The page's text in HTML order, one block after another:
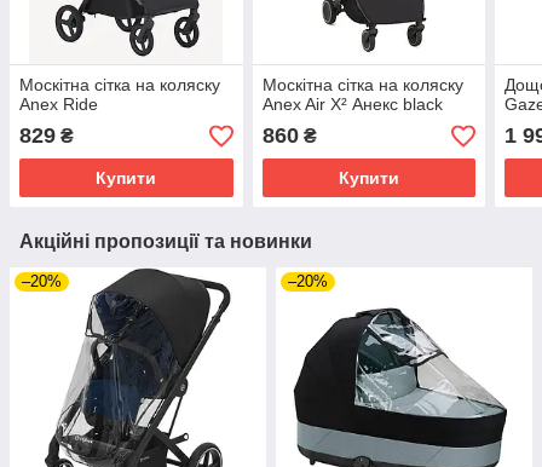
Москітна сітка на коляску
Anex Ride
829 ₴
Купити
Москітна сітка на коляску
Anex Air X² Анекс black
860₴
Купити
1
Акційні пропозиції та новинки
–20% –20%